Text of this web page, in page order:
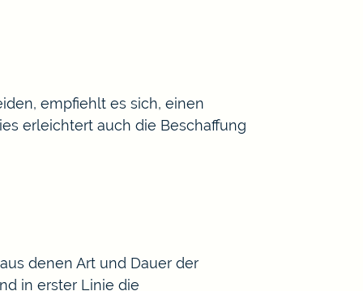
empfiehlt es sich, einen
erleichtert auch die Beschaffung
denen Art und Dauer der
in erster Linie die